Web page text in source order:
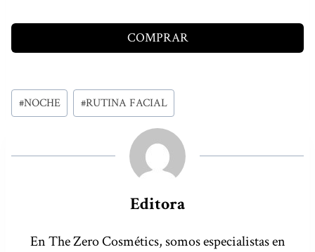
COMPRAR
Etiquetas
de
entrada:
#NOCHE #RUTINA FACIAL
Editora
En The Zero Cosmétics, somos especialistas en